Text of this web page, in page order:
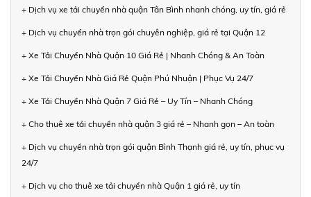
+ Dịch vụ xe tải chuyển nhà quận Tân Bình nhanh chóng, uy tín, giá rẻ
+ Dịch vụ chuyển nhà trọn gói chuyên nghiệp, giá rẻ tại Quận 12
+ Xe Tải Chuyển Nhà Quận 10 Giá Rẻ | Nhanh Chóng & An Toàn
+ Xe Tải Chuyển Nhà Giá Rẻ Quận Phú Nhuận | Phục Vụ 24/7
+ Xe Tải Chuyển Nhà Quận 7 Giá Rẻ – Uy Tín – Nhanh Chóng
+ Cho thuê xe tải chuyển nhà quận 3 giá rẻ – Nhanh gọn – An toàn
+ Dịch vụ chuyển nhà trọn gói quận Bình Thạnh giá rẻ, uy tín, phục vụ
24/7
+ Dịch vụ cho thuê xe tải chuyển nhà Quận 1 giá rẻ, uy tín